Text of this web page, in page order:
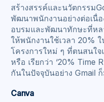
สร้างสรรค์และนวัตกรรม
พัฒนาพนักงานอย่างต่อเนื่
อบรมและพัฒนาทักษะที่ห
ให้พนักงานใช้เวลา 20%
โครงการใหม่ ๆ ที่ตนสนใ
หรือ เรียกว่า ‘20% Time
กันในปัจจุบันอย่าง Gmail ก็
Canva